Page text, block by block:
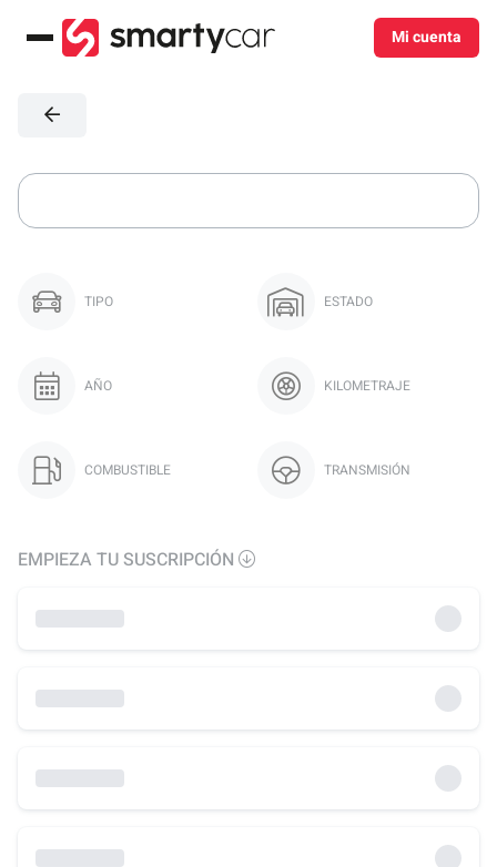
Menú Mi cuenta
TIPO ESTADO
AÑO KILOMETRAJE
COMBUSTIBLE TRANSMISIÓN
EMPIEZA TU SUSCRIPCIÓN